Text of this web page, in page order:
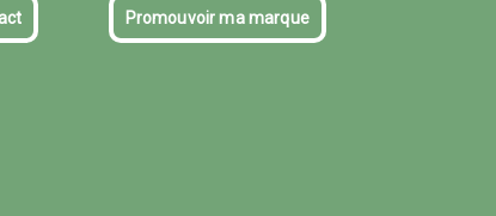
Promouvoir ma marque